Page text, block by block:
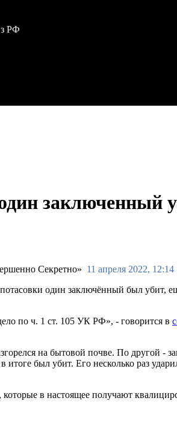
РФ
заключенный
11 апреля 2022, 12:14
один заключённый был убит,
по ч. 1 ст. 105 УК РФ», - говорится в
на бытовой почве. По другой -
был убит. Его несколько раз
которые в настоящее получают